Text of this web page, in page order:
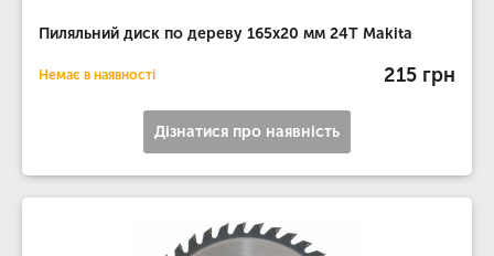
Пиляльний диск по дереву 165х20 мм 24T Makita
Немає в наявності 215 грн
Дізнатися про наявність